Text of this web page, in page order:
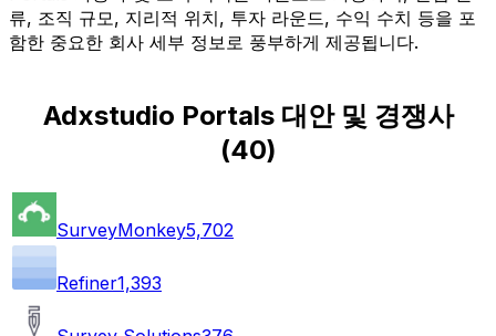
류, 조직 규모, 지리적 위치, 투자 라운드, 수익 수치 등을 포
함한 중요한 회사 세부 정보로 풍부하게 제공됩니다.
Adxstudio Portals 대안 및 경쟁사
(40)
SurveyMonkey5,702
Refiner1,393